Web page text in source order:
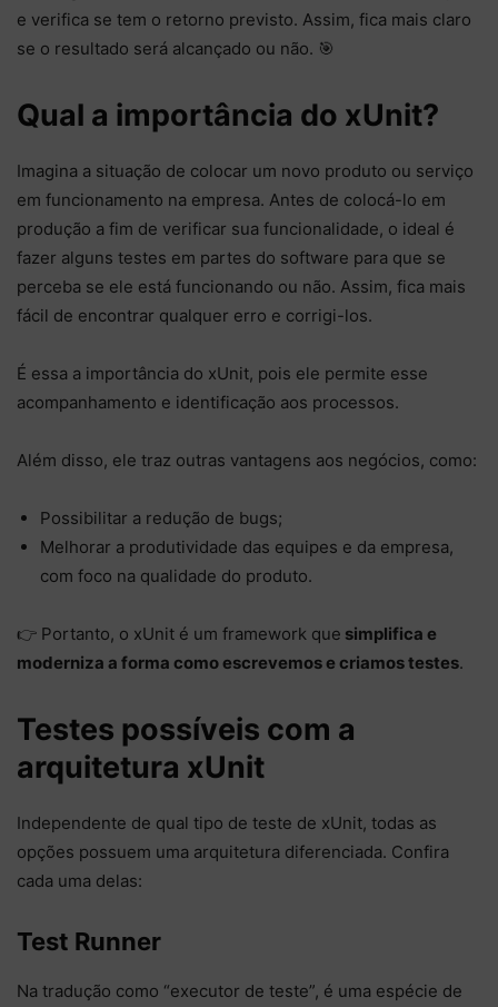
e verifica se tem o retorno previsto. Assim, fica mais claro
se o resultado será alcançado ou não. 🎯
Qual a importância do xUnit?
Imagina a situação de colocar um novo produto ou serviço
em funcionamento na empresa. Antes de colocá-lo em
produção a fim de verificar sua funcionalidade, o ideal é
fazer alguns testes em partes do software para que se
perceba se ele está funcionando ou não. Assim, fica mais
fácil de encontrar qualquer erro e corrigi-los.
É essa a importância do xUnit, pois ele permite esse
acompanhamento e identificação aos processos.
Além disso, ele traz outras vantagens aos negócios, como:
Possibilitar a redução de bugs;
Melhorar a produtividade das equipes e da empresa,
com foco na qualidade do produto.
👉 Portanto, o xUnit é um framework que simplifica e
moderniza a forma como escrevemos e criamos testes.
Testes possíveis com a
arquitetura xUnit
Independente de qual tipo de teste de xUnit, todas as
opções possuem uma arquitetura diferenciada. Confira
cada uma delas:
Test Runner
Na tradução como “executor de teste”, é uma espécie de